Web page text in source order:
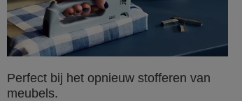
Perfect bij het opnieuw stofferen van
meubels.